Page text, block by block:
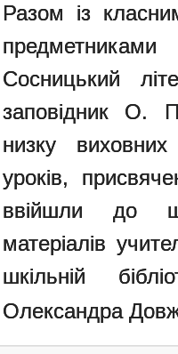
Разом із
Сосницький
заповідник О.
низку виховних
уроків,
ввійшли до
матеріалів
шкільній
Олександра